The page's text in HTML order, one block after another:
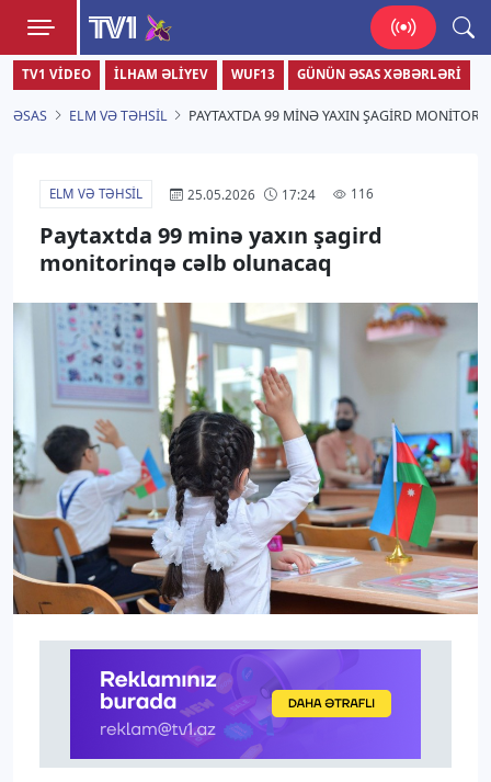
TV1
Zamanı bizimlə yaşa!
TV1 VIDEO İLHAM ƏLIYEV WUF13 GÜNÜN ƏSAS XƏBƏRLƏRI
ƏSAS ELM VƏ TƏHSIL PAYTAXTDA 99 MINƏ YAXIN ŞAGIRD
ELM VƏ TƏHSIL 25.05.2026 17:24 116
Paytaxtda 99 minə yaxın şagird
monitorinqə cəlb olunacaq